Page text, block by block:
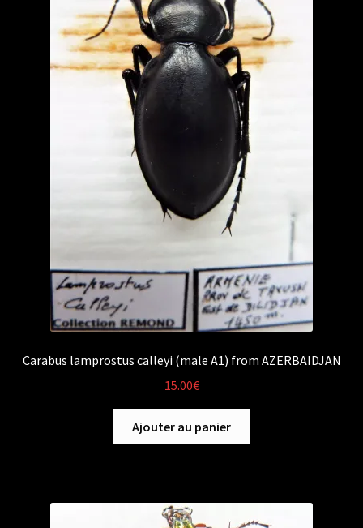
Carabus lamprostus calleyi (male A1) from AZERBAIDJAN
15.00€
Ajouter au panier